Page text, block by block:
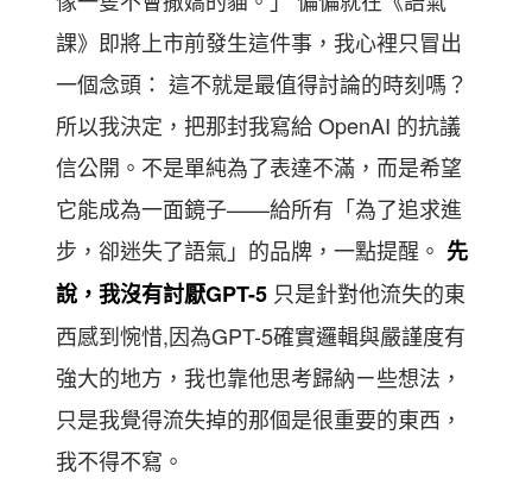
課》即將上市前發生這件事，我心裡只冒出
一個念頭： 這不就是最值得討論的時刻嗎？
所以我決定，把那封我寫給 OpenAI 的抗議
信公開。不是單純為了表達不滿，而是希望
它能成為一面鏡子——給所有「為了追求進
步，卻迷失了語氣」的品牌，一點提醒。 先
說，我沒有討厭GPT-5 只是針對他流失的東
西感到惋惜,因為GPT-5確實邏輯與嚴謹度有
強大的地方，我也靠他思考歸納ㄧ些想法，
只是我覺得流失掉的那個是很重要的東西，
我不得不寫。